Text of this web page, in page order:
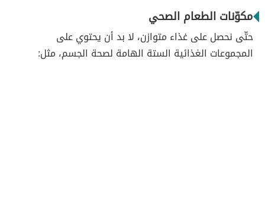
مكوّنات الطعام الصحي
حتّى نحصل على غذاء متوازن، لا بد أن يحتوي على
المجموعات الغذائية الستة الهامة لصحة الجسم، مثل: